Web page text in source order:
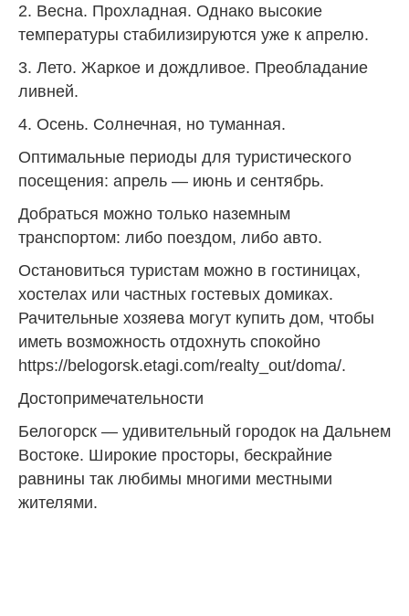
2. Весна. Прохладная. Однако высокие
температуры стабилизируются уже к апрелю.
3. Лето. Жаркое и дождливое. Преобладание
ливней.
4. Осень. Солнечная, но туманная.
Оптимальные периоды для туристического
посещения: апрель — июнь и сентябрь.
Добраться можно только наземным
транспортом: либо поездом, либо авто.
Остановиться туристам можно в гостиницах,
хостелах или частных гостевых домиках.
Рачительные хозяева могут купить дом, чтобы
иметь возможность отдохнуть спокойно
https://belogorsk.etagi.com/realty_out/doma/.
Достопримечательности
Белогорск — удивительный городок на Дальнем
Востоке. Широкие просторы, бескрайние
равнины так любимы многими местными
жителями.